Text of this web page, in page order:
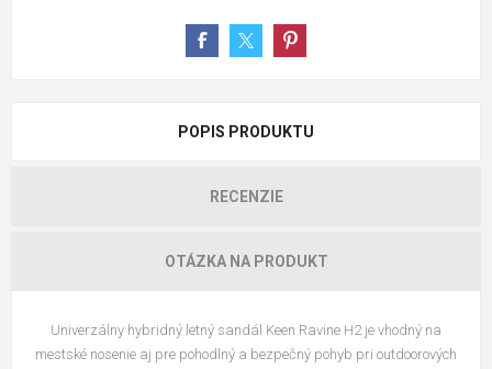
POPIS PRODUKTU
RECENZIE
OTÁZKA NA PRODUKT
Univerzálny hybridný letný sandál Keen Ravine H2 je vhodný na
mestské nosenie aj pre pohodlný a bezpečný pohyb pri outdoorových